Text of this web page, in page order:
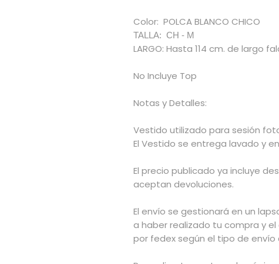
Color: POLCA BLANCO CHICO
TALLA: CH - M
LARGO: Hasta 114 cm. de largo
No Incluye Top
Notas y Detalles:
Vestido utilizado para sesión
El Vestido se entrega lavado y
El precio publicado ya incluye
aceptan devoluciones.
El envío se gestionará en un
a haber realizado tu compra y
por fedex según el tipo de envío